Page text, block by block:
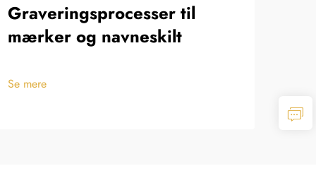
Graveringsprocesser til
mærker og navneskilt
Se mere
Se